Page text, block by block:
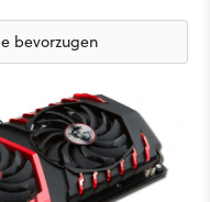
bevorzugen